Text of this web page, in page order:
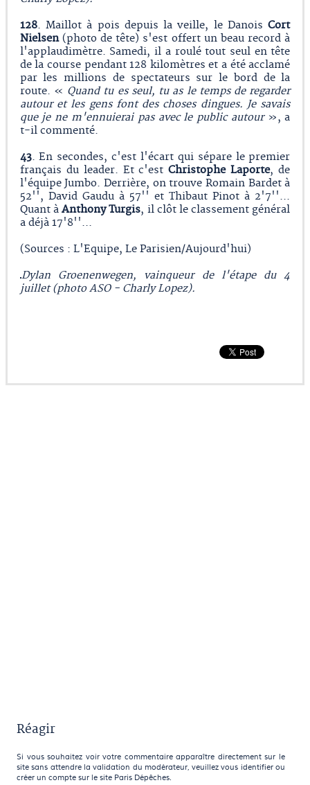
128. Maillot à pois depuis la veille, le DanoisCort
Nielsen(photo de tête) s'est offert un beau record à
l'applaudimètre. Samedi, il a roulé tout seul en tête
de la course pendant 128 kilomètres et a été acclamé
par les millions de spectateurs sur le bord de la
route. « Quand tu es seul, tu as le temps de regarder
autour et les gens font des choses dingues. Je savais
que je ne m'ennuierai pas avec le public autour», a
t-il commenté.
43. En secondes, c'est l'écart qui sépare le premier
français du leader. Et c'estChristophe Laporte, de
l'équipe Jumbo. Derrière, on trouve Romain Bardet à
52'', David Gaudu à 57'' et Thibaut Pinot à 2'7''...
Quant àAnthony Turgis, il clôt le classement général
a déjà 17'8''...
(Sources : L'Equipe, Le Parisien/Aujourd'hui)
Dylan Groenenwegen, vainqueur de l'étape du 4
juillet (photo ASO - Charly Lopez).
Réagir
Si vous souhaitez voir votre commentaire apparaître directement sur le
site sans attendre la validation du modérateur, veuillez vous identifier ou
créer un compte sur le site Paris Dépêches.